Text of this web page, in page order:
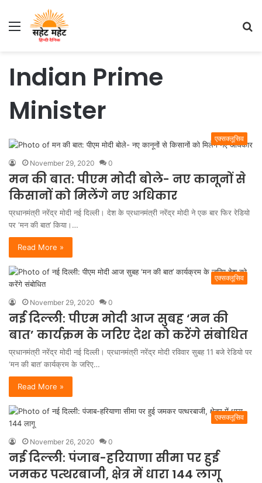
Menu
Indian Prime
Minister
एक्सक्लूसिव
November 29, 2020 0
मन की बात: पीएम मोदी बोले- नए कानूनों से
किसानों को मिलेंगे नए अधिकार
प्रधानमंत्री नरेंद्र मोदी नई दिल्ली। देश के प्रधानमंत्री नरेंद्र मोदी ने एक बार फिर रेडियो
पर ‘मन की बात’ किया।…
Read More »
एक्सक्लूसिव
November 29, 2020 0
नई दिल्ली: पीएम मोदी आज सुबह ‘मन की
बात’ कार्यक्रम के जरिए देश को करेंगे संबोधित
प्रधानमंत्री नरेंद्र मोदी नई दिल्ली। प्रधानमंत्री नरेंद्र मोदी रविवार सुबह 11 बजे रेडियो पर
‘मन की बात’ कार्यक्रम के जरिए…
Read More »
एक्सक्लूसिव
November 26, 2020 0
नई दिल्ली: पंजाब-हरियाणा सीमा पर हुई
जमकर पत्थरबाजी, क्षेत्र में धारा 144 लागू